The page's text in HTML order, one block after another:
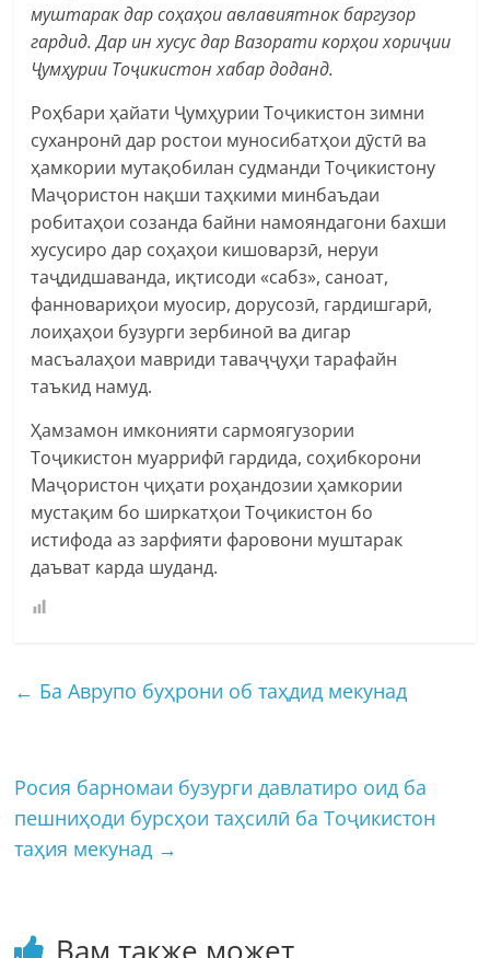
муштарак дар соҳаҳои авлавиятнок баргузор
гардид. Дар ин хусус дар Вазорати корҳои хориҷии
Ҷумҳурии Тоҷикистон хабар доданд.
Роҳбари ҳайати Ҷумҳурии Тоҷикистон зимни
суханронӣ дар ростои муносибатҳои дӯстӣ ва
ҳамкории мутақобилан судманди Тоҷикистону
Маҷористон нақши таҳкими минбаъдаи
робитаҳои созанда байни намояндагони бахши
хусусиро дар соҳаҳои кишоварзӣ, неруи
таҷдидшаванда, иқтисоди «сабз», саноат,
фанновариҳои муосир, дорусозӣ, гардишгарӣ,
лоиҳаҳои бузурги зербиноӣ ва дигар
масъалаҳои мавриди таваҷҷуҳи тарафайн
таъкид намуд.
Ҳамзамон имконияти сармоягузории
Тоҷикистон муаррифӣ гардида, соҳибкорони
Маҷористон ҷиҳати роҳандозии ҳамкории
мустақим бо ширкатҳои Тоҷикистон бо
истифода аз зарфияти фаровони муштарак
даъват карда шуданд.
← Ба Аврупо буҳрони об таҳдид мекунад
Росия барномаи бузурги давлатиро оид ба
пешниҳоди бурсҳои таҳсилӣ ба Тоҷикистон
таҳия мекунад →
Вам также может